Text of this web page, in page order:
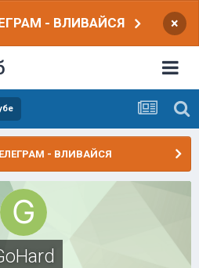
- ВЛИВАЙСЯ ×
- ВЛИВАЙСЯ